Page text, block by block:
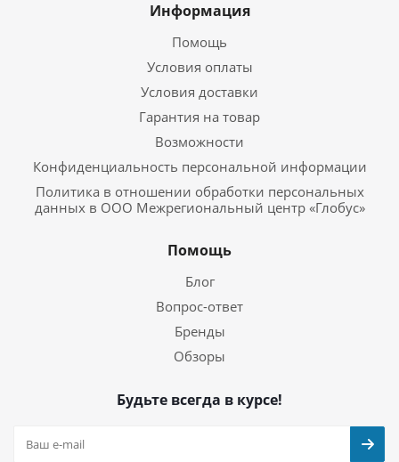
Информация
Помощь
Условия оплаты
Условия доставки
Гарантия на товар
Возможности
Конфиденциальность персональной информации
Политика в отношении обработки персональных
данных в ООО Межрегиональный центр «Глобус»
Помощь
Блог
Вопрос-ответ
Бренды
Обзоры
Будьте всегда в курсе!